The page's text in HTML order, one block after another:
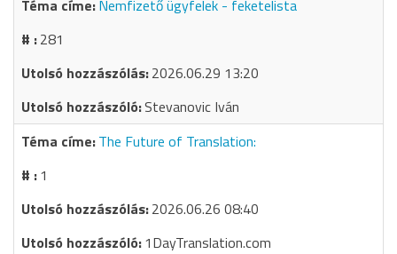
Nemfizető ügyfelek - feketelista
281
2026.06.29 13:20
Stevanovic Iván
The Future of Translation:
1
2026.06.26 08:40
1DayTranslation.com